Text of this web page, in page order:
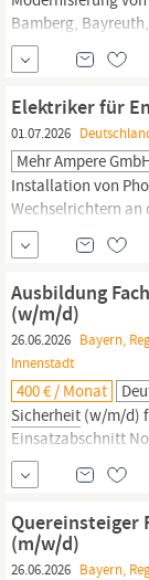
Bamberg,
Würzburg (PLZ-
Umwelt schützt?
Marktführern im
Elektriker für
01.07.2026
Mehr Ampere
Installation von
Wechselrichtern an
Unterverteilungen
Schutz-
und
Netzanschluss
Ausbildung
(w/m/d)
26.06.2026 Bayern,
Innenstadt
400 € / Monat
Sicherheit (w/m/d)
Einsatzabschnitt
Standort
Regensburg.
unserem
Quereinsteiger
(m/w/d)
26.06.2026 Bayern,